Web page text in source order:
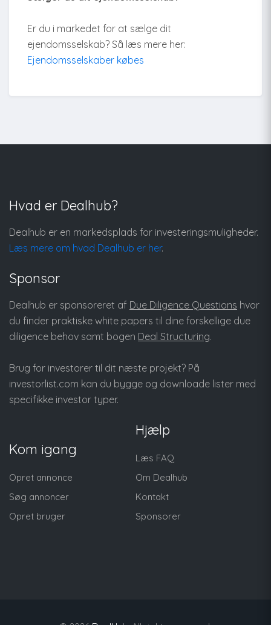
Er du i markedet for at sælge dit
ejendomsselskab? Så læs mere her:
Ejendomsselskaber købes
Hvad er Dealhub?
Dealhub er en markedsplads for investeringsmuligheder.
Læs mere om hvad Dealhub er her.
Sponsor
Dealhub er sponsoreret af Due Diligence Questions hvor
du finder praktiske white papers til dine forskellige due
diligence behov samt bogen Deal Structuring.
Brug for investorer til dit næste projekt? På
investorlist.com kan du bygge og downloade lister med
specifikke investor typer.
Kom igang
Opret annonce
Søg annoncer
Opret bruger
Hjælp
Læs FAQ
Om Dealhub
Kontakt
Sponsorer